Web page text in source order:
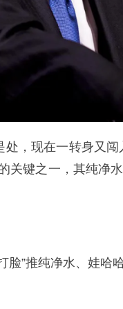
，现在一转身又
关键之一，其纯净
脸”推纯净水、娃